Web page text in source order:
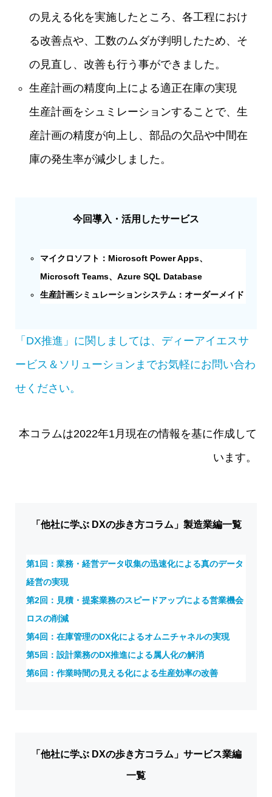
の見える化を実施したところ、各工程におけ
る改善点や、工数のムダが判明したため、そ
の見直し、改善も行う事ができました。
生産計画の精度向上による適正在庫の実現
生産計画をシュミレーションすることで、生
産計画の精度が向上し、部品の欠品や中間在
庫の発生率が減少しました。
今回導入・活用したサービス
マイクロソフト：Microsoft Power Apps、
Microsoft Teams、Azure SQL Database
生産計画シミュレーションシステム：オーダーメイド
「DX推進」に関しましては、ディーアイエスサ
ービス＆ソリューションまでお気軽にお問い合わ
せください。
本コラムは2022年1月現在の情報を基に作成して
います。
「他社に学ぶ DXの歩き方コラム」製造業編一覧
第1回：業務・経営データ収集の迅速化による真のデータ
経営の実現
第2回：見積・提案業務のスピードアップによる営業機会
ロスの削減
第4回：在庫管理のDX化によるオムニチャネルの実現
第5回：設計業務のDX推進による属人化の解消
第6回：作業時間の見える化による生産効率の改善
「他社に学ぶ DXの歩き方コラム」サービス業編
一覧